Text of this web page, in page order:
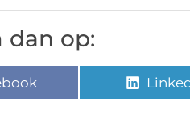
dan op: